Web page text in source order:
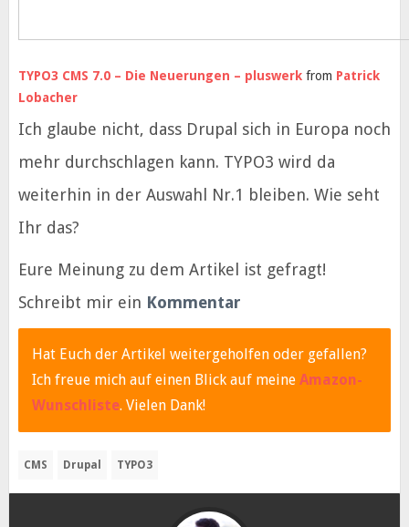
TYPO3 CMS 7.0 – Die Neuerungen – pluswerk from Patrick
Lobacher
Ich glaube nicht, dass Drupal sich in Europa noch
mehr durchschlagen kann. TYPO3 wird da
weiterhin in der Auswahl Nr.1 bleiben. Wie seht
Ihr das?
Eure Meinung zu dem Artikel ist gefragt!
Schreibt mir ein Kommentar
Hat Euch der Artikel weitergeholfen oder gefallen?
Ich freue mich auf einen Blick auf meine Amazon-
Wunschliste. Vielen Dank!
CMS Drupal TYPO3